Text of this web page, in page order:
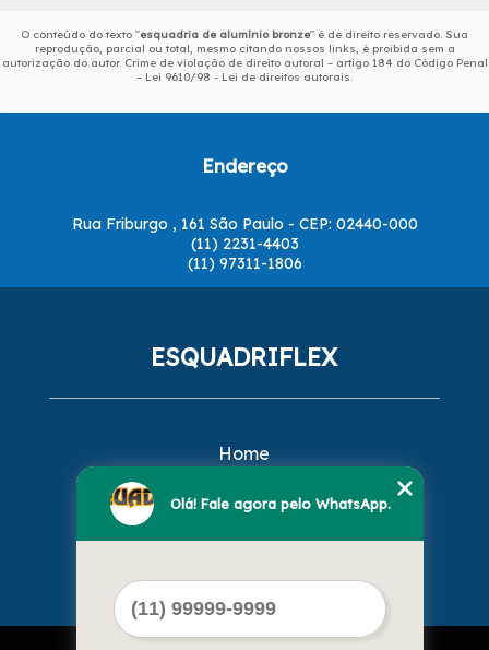
O conteúdo do texto "esquadria de alumínio bronze" é de direito reservado. Sua
reprodução, parcial ou total, mesmo citando nossos links, é proibida sem a
autorização do autor. Crime de violação de direito autoral – artigo 184 do Código Penal
– Lei 9610/98 - Lei de direitos autorais.
Endereço
Rua Friburgo , 161 São Paulo - CEP: 02440-000
(11) 2231-4403
(11) 97311-1806
ESQUADRIFLEX
Home
Missão
Serviços
Contato
Olá! Fale agora pelo WhatsApp.